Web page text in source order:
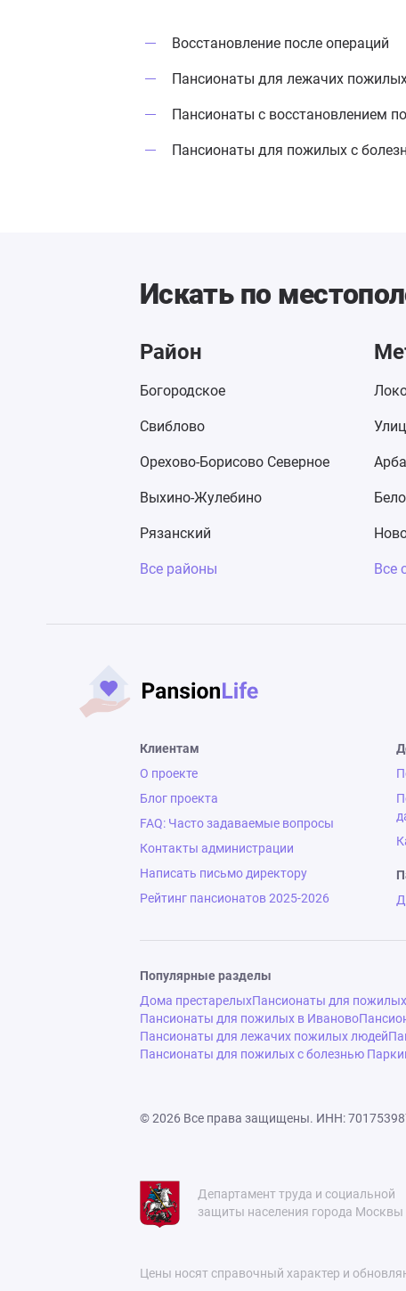
Восстановление после операций
Пансионаты для лежачих
Пансионаты с восстановлением
Пансионаты для пожилых с
Искать по
Район
Богородское
Свиблово
Орехово-Борисово Северное
Выхино-Жулебино
Рязанский
Все районы Все
Клиентам
О проекте
Блог проекта
FAQ: Часто задаваемые вопросы
Контакты администрации
Написать письмо директору
Рейтинг пансионатов 2025-2026
Популярные разделы
Дома престарелыхПансионаты для
Пансионаты для пожилых в Иваново
Пансионаты для лежачих пожилых людей
Пансионаты для пожилых с болезнью
© 2026 Все права защищены. ИНН:
Департамент труда и социальной
защиты населения города Москвы
Цены носят справочный характер и